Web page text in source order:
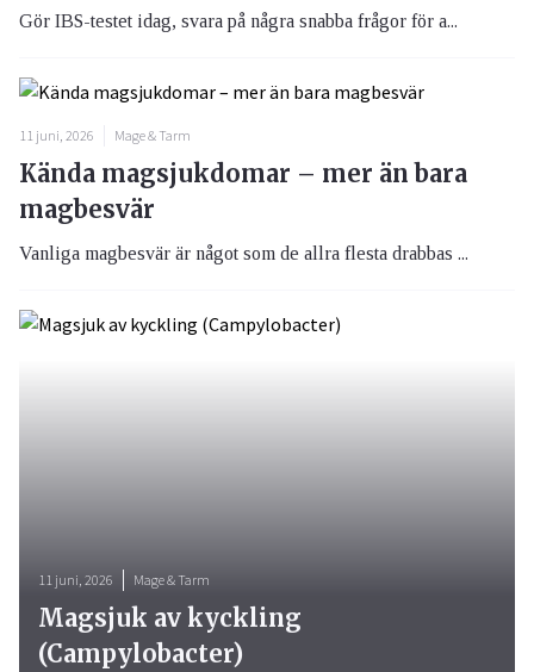
Gör IBS-testet idag, svara på några snabba frågor för a...
11 juni, 2026 Mage & Tarm
Kända magsjukdomar – mer än bara
magbesvär
Vanliga magbesvär är något som de allra flesta drabbas ...
11 juni, 2026 Mage & Tarm
Magsjuk av kyckling
(Campylobacter)